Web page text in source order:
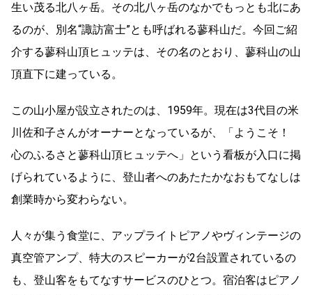
生い茂る北八ヶ岳。その北八ヶ岳のなかでもっとも北にあ
るのが、別名“諏訪富士”とも呼ばれる蓼科山だ。今回ご紹
介する蓼科山頂ヒュッテは、その名のとおり、蓼科山の山
頂直下に建っている。
この山小屋が設立されたのは、1959年。現在は3代目の米
川佐和子さんがオーナーとなっているが、「ようこそ！
心のふるさと蓼科山頂ヒュッテへ」という看板が入口に掲
げられているように、登山者へのあたたかなおもてなしは
創業時から変わらない。
人々が集う食堂に、アップライトピアノやヴィンテージの
真空管アンプ、特大のスピーカーが2台設置されているの
も、登山客をもてなすサービスのひとつ。宿泊客はピアノ